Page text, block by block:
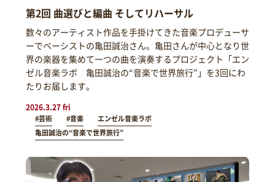
第2回 曲選びと編曲 そしてリハーサル
数々のアーティスト作品を手掛けてきた音楽プロデューサ
ーでベーシストの亀田誠治さん。亀田さんが中心となり世
界の楽器を集めて一つの曲を演奏するプロジェクト「エン
ゼル音楽ラボ 亀田誠治の“音楽で世界旅行”」を3回にわ
たりお届します。
2026.3.27 fri
#芸術 #音楽
エンゼル音楽ラボ
亀田誠治の“音楽で世界旅行”